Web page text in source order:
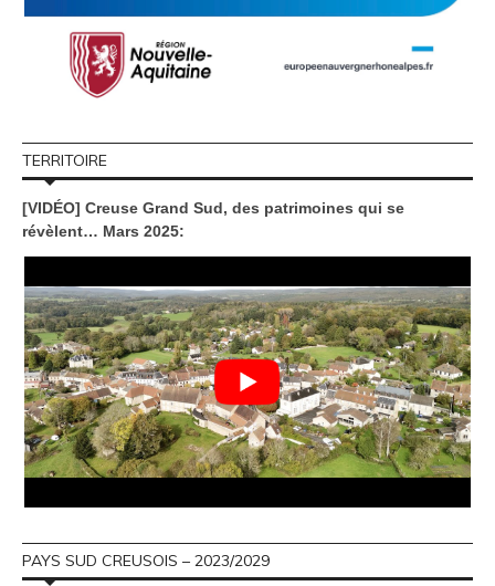
TERRITOIRE
[VIDÉO] Creuse Grand Sud, des patrimoines qui se
révèlent… Mars 2025:
PAYS SUD CREUSOIS – 2023/2029